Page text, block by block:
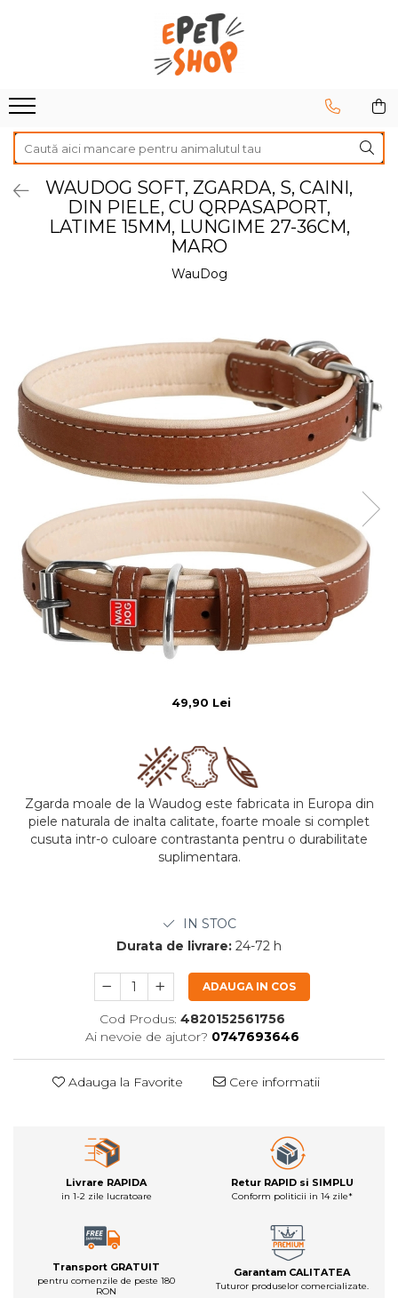
Hrana uscata
Recompense
Accesorii caini
Lese si zgarzi
Jucarii caini
Hrana uscata
Recompense
Asternut igienic
Accesorii pisici
Ansambluri de joaca, sisaluri
WAUDOG SOFT, ZGARDA, S, CAINI,
DIN PIELE, CU QRPASAPORT,
LATIME 15MM, LUNGIME 27-36CM,
MARO
WauDog
49,90 Lei
Zgarda moale de la Waudog este fabricata in Europa din
piele naturala de inalta calitate, foarte moale si complet
cusuta intr-o culoare contrastanta pentru o durabilitate
suplimentara.
IN STOC
Durata de livrare: 24-72 h
ADAUGA IN COS
Cod Produs: 4820152561756
Ai nevoie de ajutor? 0747693646
Adauga la Favorite Cere informatii
Livrare RAPIDA
in 1-2 zile lucratoare
Retur RAPID si SIMPLU
Conform politicii in 14 zile*
Transport GRATUIT
pentru comenzile de peste 180
RON
Garantam CALITATEA
Tuturor produselor comercializate.